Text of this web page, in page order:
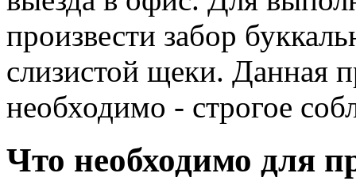
произвести забор
слизистой щеки. Данная
необходимо - строгое
Что необходимо для